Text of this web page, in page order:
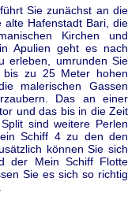
Sie zunächst an die
alte Hafenstadt Bari, die
Kirchen und
Apulien geht es nach
erleben, umrunden Sie
zu 25 Meter hohen
malerischen Gassen
Das an einer
und das bis in die Zeit
sind weitere Perlen
Schiff 4 zu den den
können Sie sich
der Mein Schiff Flotte
Sie es sich so richtig